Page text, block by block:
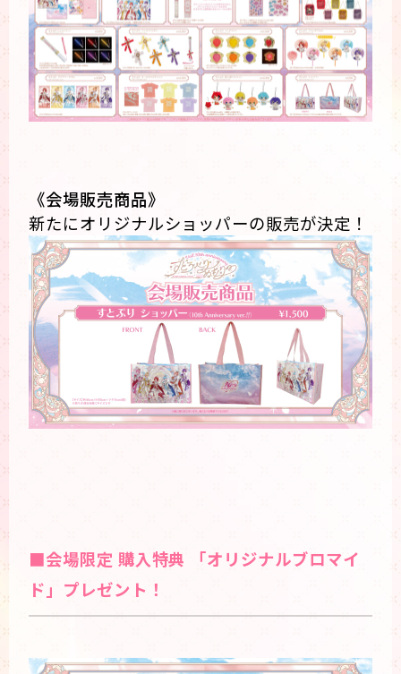
《会場販売商品》
新たにオリジナルショッパーの販売が決定！
■会場限定 購入特典 「オリジナルブロマイ
ド」プレゼント！